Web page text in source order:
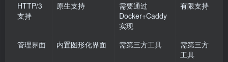
HTTP/3
支持
原生支持
需要通过
Docker+Caddy
实现
有限支持
管理界面 内置图形化界面 需第三方工具
需第三方
工具